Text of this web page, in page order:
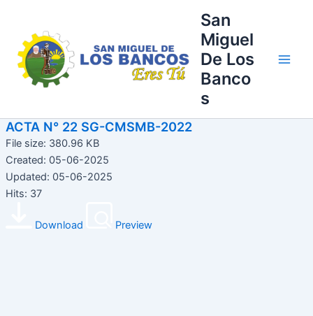
contenido
San
Miguel
De Los
Banco
s
ACTA N° 22 SG-CMSMB-2022
File size: 380.96 KB
Created: 05-06-2025
Updated: 05-06-2025
Hits: 37
Download Preview